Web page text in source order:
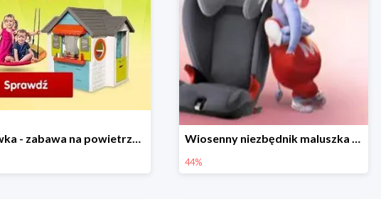
Majówka - zabawa na powietrzu do -35% Wiosenny niezbędnik maluszka do -44% taniej
44%